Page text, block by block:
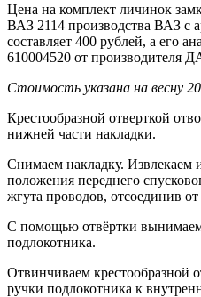
Цена на комплект личинок
ВАЗ 2114 производства ВАЗ с
составляет 400 рублей, а его
610004520 от производителя
Стоимость указана на весну
Крестообразной отверткой
нижней части накладки.
Снимаем накладку. Извлекаем
положения переднего
жгута проводов, отсоединив
С помощью отвёртки
подлокотника.
Отвинчиваем крестообразной
ручки подлокотника к